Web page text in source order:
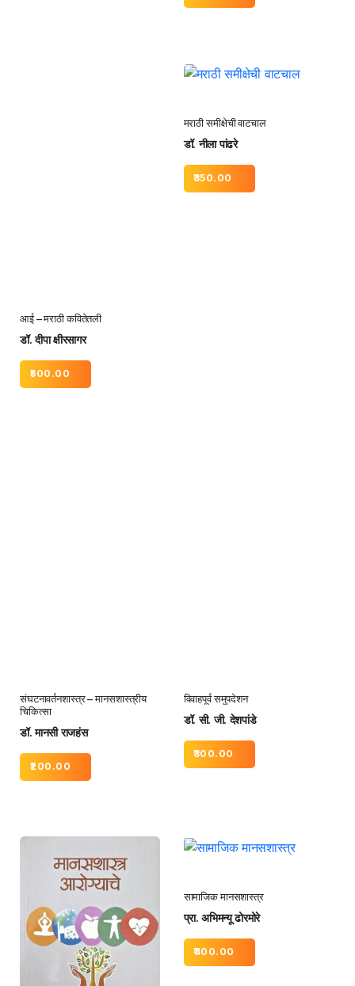
आई – मराठी कवितेतली
डॉ. दीपा क्षीरसागर
500.00
मराठी समीक्षेची वाटचाल
डॉ. नीला पांढरे
350.00
संघटनावर्तनशास्त्र – मानसशास्त्रीय
चिकित्सा
डॉ. मानसी राजहंस
200.00
विवाहपूर्व समुपदेशन
डॉ. सी. जी. देशपांडे
300.00
सामाजिक मानसशास्त्र
प्रा. अभिमन्यू ढोरमोरे
400.00